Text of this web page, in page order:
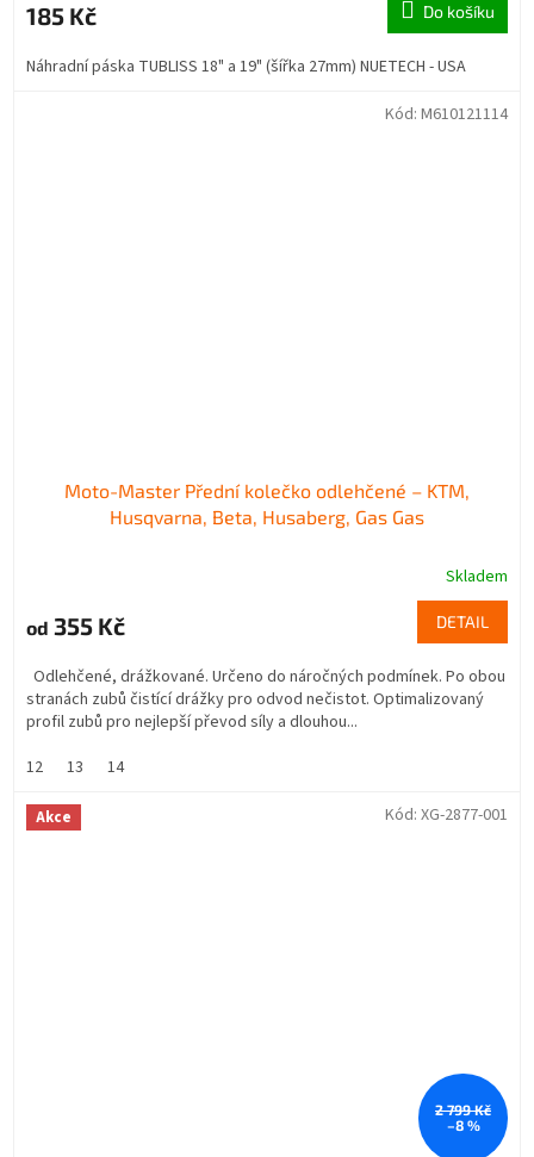
185 Kč Do košíku
Náhradní páska TUBLISS 18" a 19" (šířka 27mm) NUETECH - USA
Moto-Master Přední kolečko odlehčené – KTM,
Husqvarna, Beta, Husaberg, Gas Gas
Skladem
od 355 Kč DETAIL
Odlehčené, drážkované. Určeno do náročných podmínek. Po obou
stranách zubů čistící drážky pro odvod nečistot. Optimalizovaný
profil zubů pro nejlepší převod síly a dlouhou...
12
13 14
Kód: M610121114
Akce
2 799 Kč
–8 %
Kód: XG-2877-001